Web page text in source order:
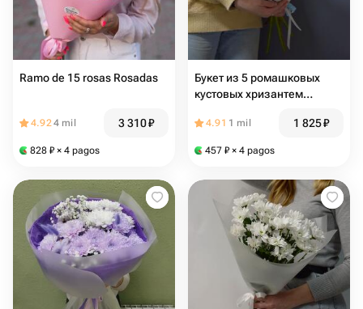
Ramo de 15 rosas Rosadas
4.924 mil 3 310₽
828 ₽ × 4 pagos
Букет из 5 ромашковых
кустовых хризантем
4.91 1 mil 1 825₽
457 ₽ × 4 pagos